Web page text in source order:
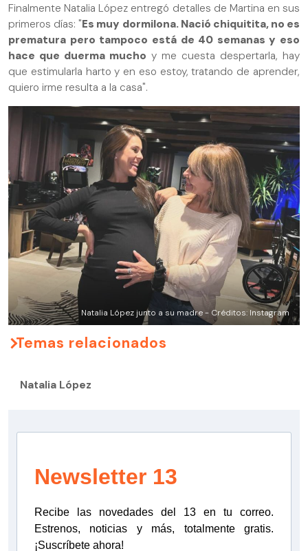
Finalmente Natalia López entregó detalles de Martina en sus
primeros días: "Es muy dormilona. Nació chiquitita, no es
prematura pero tampoco está de 40 semanas y eso
hace que duerma mucho y me cuesta despertarla, hay
que estimularla harto y en eso estoy, tratando de aprender,
quiero irme resulta a la casa".
Natalia López junto a su madre - Créditos: Instagram
Temas relacionados
Natalia López
Newsletter 13
Recibe las novedades del 13 en tu correo.
Estrenos, noticias y más, totalmente gratis.
¡Suscríbete ahora!